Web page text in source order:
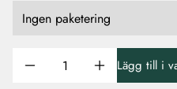
Lägg till i